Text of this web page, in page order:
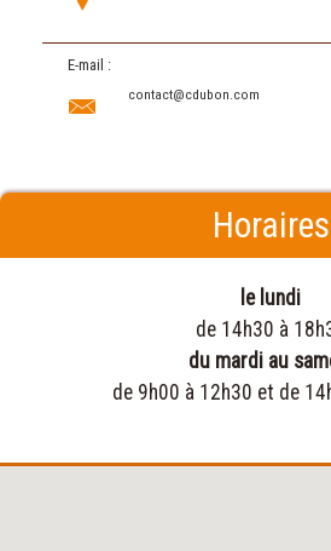
E-mail :
contact@cdubon.com
Horaires
le lundi
de 14h30 à
du mardi au
de 9h00 à 12h30 et de